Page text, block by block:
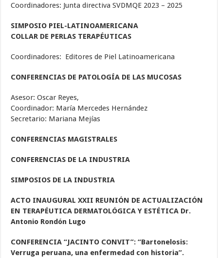
Coordinadores: Junta directiva SVDMQE 2023 – 2025
SIMPOSIO PIEL-LATINOAMERICANA
COLLAR DE PERLAS TERAPÉUTICAS
Coordinadores: Editores de Piel Latinoamericana
CONFERENCIAS DE PATOLOGÍA DE LAS MUCOSAS
Asesor: Oscar Reyes,
Coordinador: María Mercedes Hernández
Secretario: Mariana Mejías
CONFERENCIAS MAGISTRALES
CONFERENCIAS DE LA INDUSTRIA
SIMPOSIOS DE LA INDUSTRIA
ACTO INAUGURAL XXII REUNIÓN DE ACTUALIZACIÓN
EN TERAPÉUTICA DERMATOLÓGICA Y ESTÉTICA Dr.
Antonio Rondón Lugo
CONFERENCIA “JACINTO CONVIT”: “Bartonelosis:
Verruga peruana, una enfermedad con historia”.